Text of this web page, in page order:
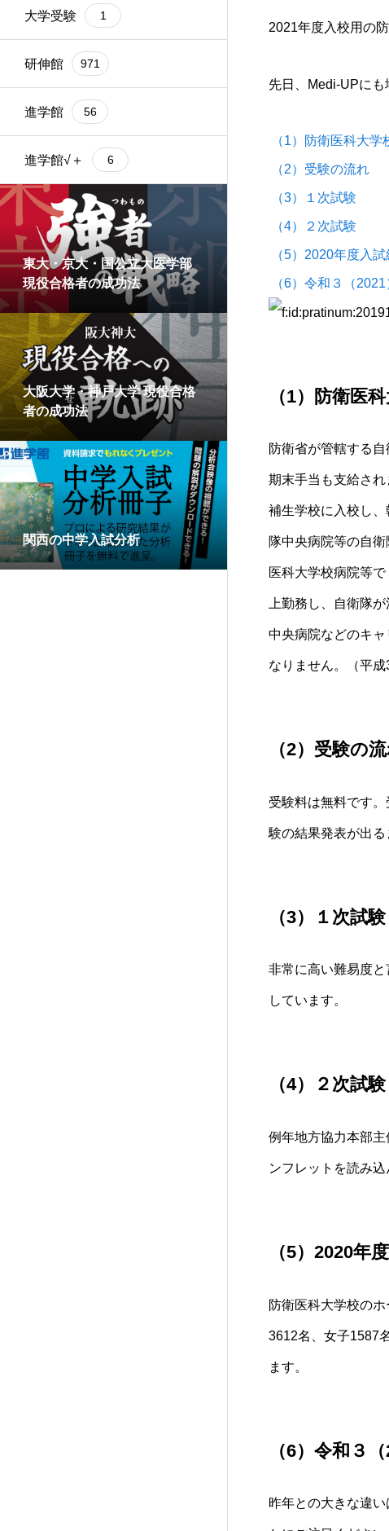
大学受験 1
研伸館 971
進学館 56
進学館√＋ 6
東大・京大・国公立大医学部
現役合格者の成功法
大阪大学・神戸大学 現役合格
者の成功法
関西の中学入試分析
2021年度入校用の
先日、Medi-UPにも
（1）防衛医科大学
（2）受験の流れ
（3）１次試験
（4）２次試験
（5）2020年度入
（6）令和３（
（1） 防衛医
防衛省が管轄する
期末手当も支給さ
補生学校に入校し、
隊中央病院等の自衛
医科大学校病院等で
上勤務し、 自衛隊が
中央病院などのキャ
なりません。（平成
（2）受験の
受験料は無料です
験の結果発表が出る
（3）１次試験
非常に高い難易度
しています。
（4）２次試験
例年地方協力本部主
ンフレットを読み
（5）2020年
防衛医科大学校のホ
3612名、女子1587
ます。
（6）令和３
昨年との大きな違い